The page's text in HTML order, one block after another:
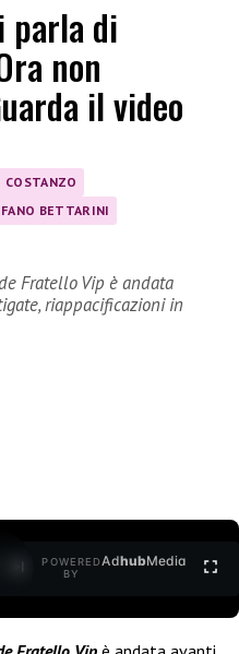
parla di
non
il video
BETTARINI
Fratello Vip è andata
riappacificazioni in
POWERED
BY
AdhubMedia